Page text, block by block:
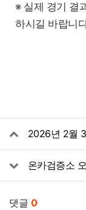
※ 실제 경기 결
하시길 바랍니
관련자료
2026년 2월
온카검증소
댓글 0